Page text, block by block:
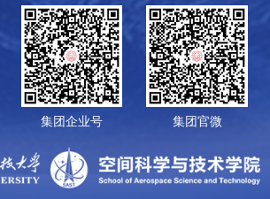
集团企业号 集团官微